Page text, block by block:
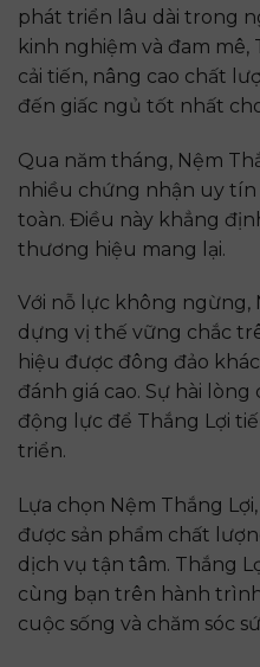
phát triển lâu dài trong
kinh nghiệm và đam
cải tiến, nâng cao chất
đến giấc ngủ tốt nhất
Qua năm tháng, Nệm
nhiều chứng nhận uy tín
toàn. Điều này khẳng
thương hiệu mang lại.
Với nỗ lực không ngừng,
dựng vị thế vững chắc
hiệu được đông đảo
đánh giá cao. Sự hài
động lực để Thắng Lợi
triển.
Lựa chọn Nệm Thắng
được sản phẩm chất
dịch vụ tận tâm. Thắng
cùng bạn trên hành
cuộc sống và chăm sóc